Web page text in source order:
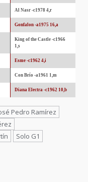
Al Nasr -c1978 4,r
Gonfalon -a1975 16,a
King of the Castle -c1966
1,s
Esme -c1962 4,i
Con Brío -a1961 1,m
Diana Electra -c1962 10,b
Pedro Ramírez
Solo G1